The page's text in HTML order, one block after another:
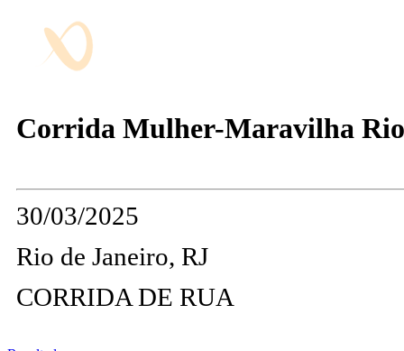
Corrida Mulher-Maravilha Rio
30/03/2025
Rio de Janeiro, RJ
CORRIDA DE RUA